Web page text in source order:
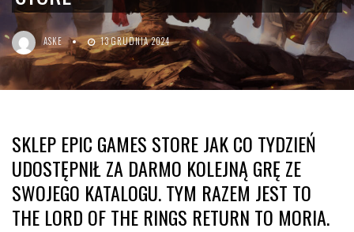
ASKE 13 GRUDNIA 2024
SKLEP EPIC GAMES STORE JAK CO TYDZIEŃ
UDOSTĘPNIŁ ZA DARMO KOLEJNĄ GRĘ ZE
SWOJEGO KATALOGU. TYM RAZEM JEST TO
THE LORD OF THE RINGS RETURN TO MORIA.